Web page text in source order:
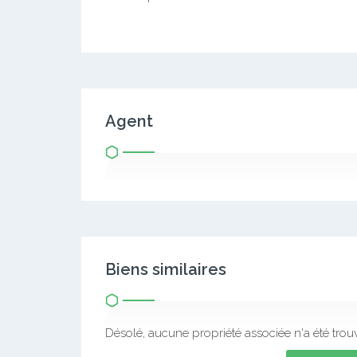
Agent
Biens similaires
Désolé, aucune propriété associée n'a été